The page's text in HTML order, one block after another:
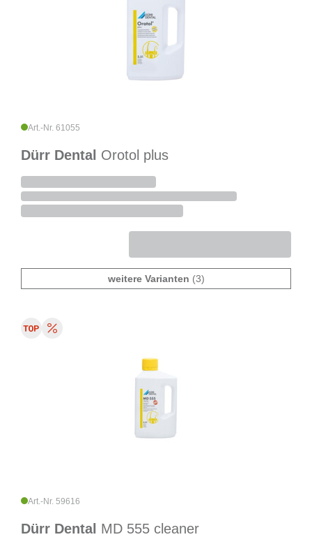
Art.-Nr. 61055
Dürr Dental Orotol plus
weitere Varianten (3)
Art.-Nr. 59616
Dürr Dental MD 555 cleaner